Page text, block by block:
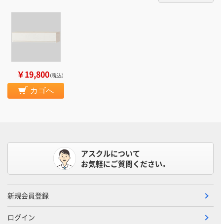
￥19,800（税込）
カゴへ
アスクルについて
お気軽にご質問ください。
新規会員登録
ログイン